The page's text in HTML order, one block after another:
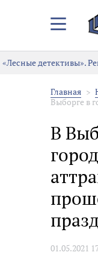
Закрыть/
меню
«Лесные детективы».
Главная
Выборге в
В
01.05.2021